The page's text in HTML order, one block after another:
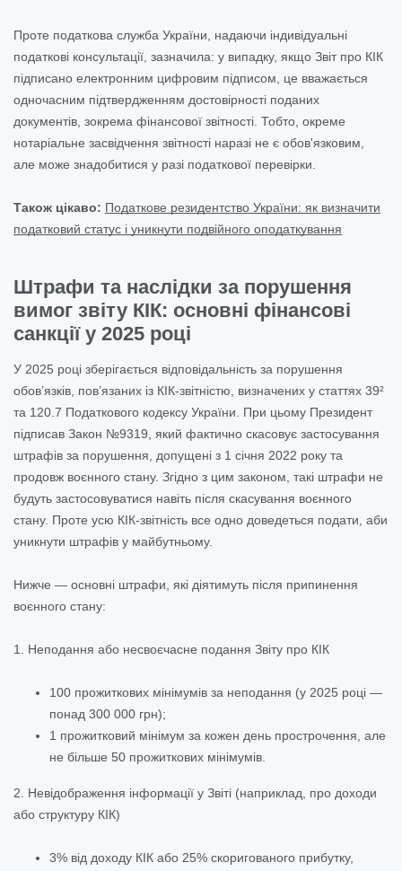
Проте податкова служба України, надаючи індивідуальні
податкові консультації, зазначила: у випадку, якщо Звіт про КІК
підписано електронним цифровим підписом, це вважається
одночасним підтвердженням достовірності поданих
документів, зокрема фінансової звітності. Тобто, окреме
нотаріальне засвідчення звітності наразі не є обов'язковим,
але може знадобитися у разі податкової перевірки.
Також цікаво: Податкове резидентство України: як визначити
податковий статус і уникнути подвійного оподаткування
Штрафи та наслідки за порушення
вимог звіту КІК: основні фінансові
санкції у 2025 році
У 2025 році зберігається відповідальність за порушення
обов’язків, пов’язаних із КІК-звітністю, визначених у статтях 39²
та 120.7 Податкового кодексу України. При цьому Президент
підписав Закон №9319, який фактично скасовує застосування
штрафів за порушення, допущені з 1 січня 2022 року та
продовж воєнного стану. Згідно з цим законом, такі штрафи не
будуть застосовуватися навіть після скасування воєнного
стану. Проте усю КІК-звітність все одно доведеться подати, аби
уникнути штрафів у майбутньому.
Нижче — основні штрафи, які діятимуть після припинення
воєнного стану:
1. Неподання або несвоєчасне подання Звіту про КІК
100 прожиткових мінімумів за неподання (у 2025 році —
понад 300 000 грн);
1 прожитковий мінімум за кожен день прострочення, але
не більше 50 прожиткових мінімумів.
2. Невідображення інформації у Звіті (наприклад, про доходи
або структуру КІК)
3% від доходу КІК або 25% скоригованого прибутку,